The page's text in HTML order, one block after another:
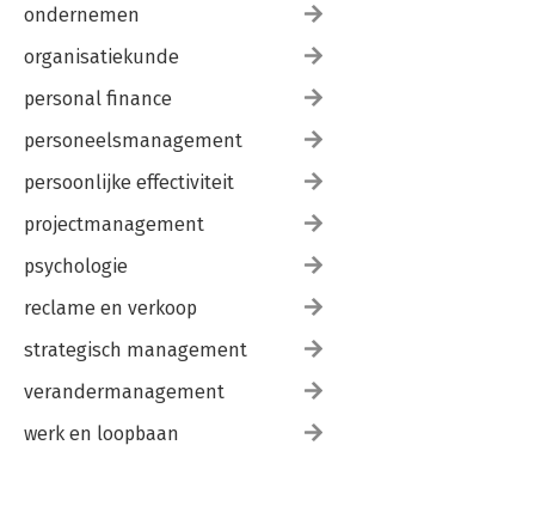
ondernemen
organisatiekunde
personal finance
personeelsmanagement
persoonlijke effectiviteit
projectmanagement
psychologie
reclame en verkoop
strategisch management
verandermanagement
werk en loopbaan